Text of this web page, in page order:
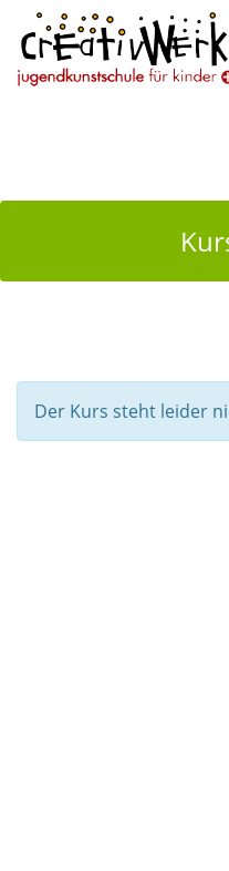
Der Kurs steht leider